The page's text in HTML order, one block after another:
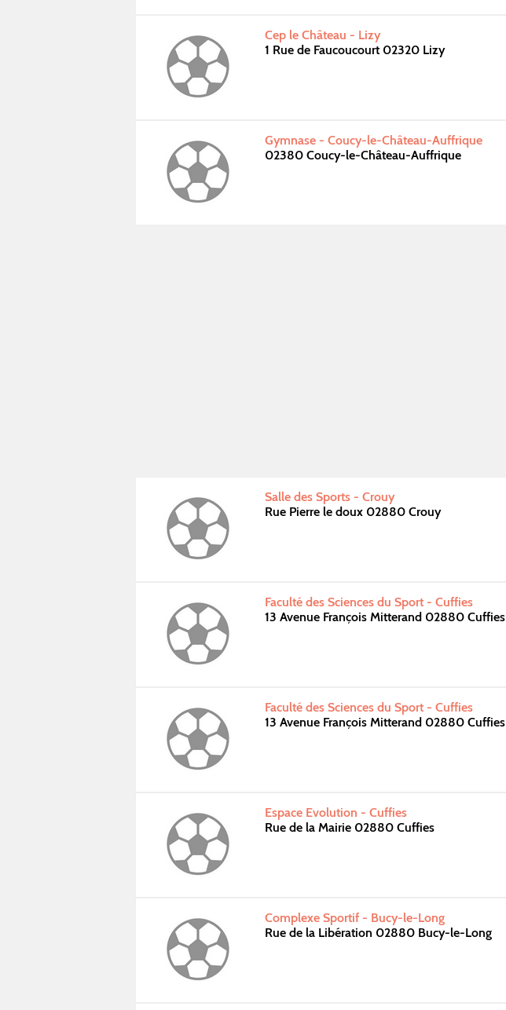
Cep le Château - Lizy
1 Rue de Faucoucourt 02320 Lizy
Gymnase - Coucy-le-Château-Auffrique
02380 Coucy-le-Château-Auffrique
Salle des Sports - Crouy
Rue Pierre le doux 02880 Crouy
Faculté des Sciences du Sport - Cuffies
13 Avenue François Mitterand 02880 Cuffies
Faculté des Sciences du Sport - Cuffies
13 Avenue François Mitterand 02880 Cuffies
Espace Evolution - Cuffies
Rue de la Mairie 02880 Cuffies
Complexe Sportif - Bucy-le-Long
Rue de la Libération 02880 Bucy-le-Long